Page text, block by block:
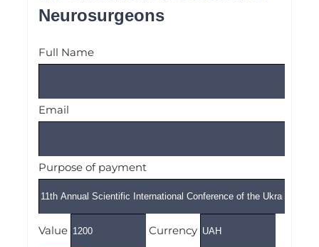
Neurosurgeons
Full Name
Email
Purpose of payment
Value Currency